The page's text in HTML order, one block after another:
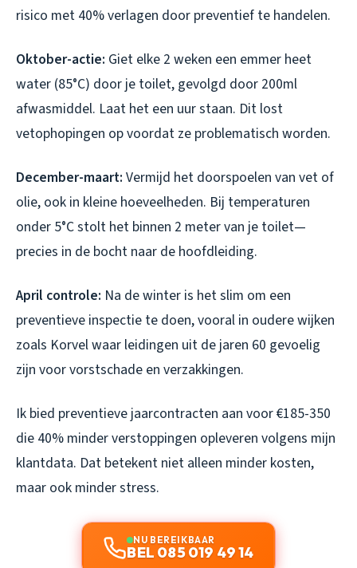
risico met 40% verlagen door preventief te handelen.
Oktober-actie: Giet elke 2 weken een emmer heet
water (85°C) door je toilet, gevolgd door 200ml
afwasmiddel. Laat het een uur staan. Dit lost
vetophopingen op voordat ze problematisch worden.
December-maart: Vermijd het doorspoelen van vet of
olie, ook in kleine hoeveelheden. Bij temperaturen
onder 5°C stolt het binnen 2 meter van je toilet—
precies in de bocht naar de hoofdleiding.
April controle: Na de winter is het slim om een
preventieve inspectie te doen, vooral in oudere wijken
zoals Korvel waar leidingen uit de jaren 60 gevoelig
zijn voor vorstschade en verzakkingen.
Ik bied preventieve jaarcontracten aan voor €185-350
die 40% minder verstoppingen opleveren volgens mijn
klantdata. Dat betekent niet alleen minder kosten,
maar ook minder stress.
NU BEREIKBAAR
BEL 085 019 49 14